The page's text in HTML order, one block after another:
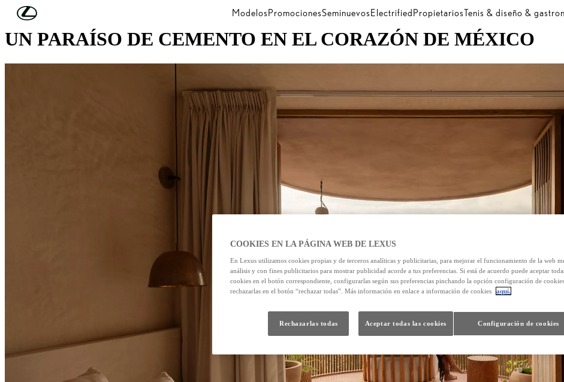
Skip to Main Content ModelosPromocionesSeminuevosElectrifiedPropietariosTenis & diseño &
UN PARAÍSO DE CEMENTO EN EL CORAZÓN DE MÉXICO
COOKIES EN LA PÁGINA WEB DE LEXUS
En Lexus utilizamos cookies propias y de terceros analíticas y publicitarias, para mejorar el funcionamiento de la web
análisis y con fines publicitarios para mostrar publicidad acorde a tus preferencias. Si está de acuerdo puede aceptar
cookies en el botón correspondiente, configurarlas según sus preferencias pinchando la opción configuración de
rechazarlas en el botón “rechazar todas”. Más información en enlace a información de cookies
aquí.
Configuración de cookies
Rechazarlas todas Aceptar todas las cookies